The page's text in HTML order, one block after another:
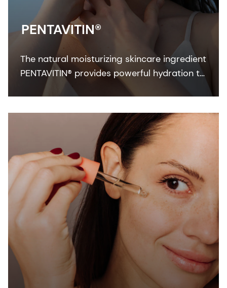
PENTAVITIN®
The natural moisturizing skincare ingredient
PENTAVITIN® provides powerful hydration to
all facial areas, visualized by new facial skin